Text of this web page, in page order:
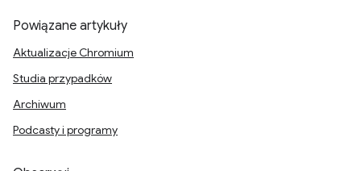
Powiązane artykuły
Aktualizacje Chromium
Studia przypadków
Archiwum
Podcasty i programy